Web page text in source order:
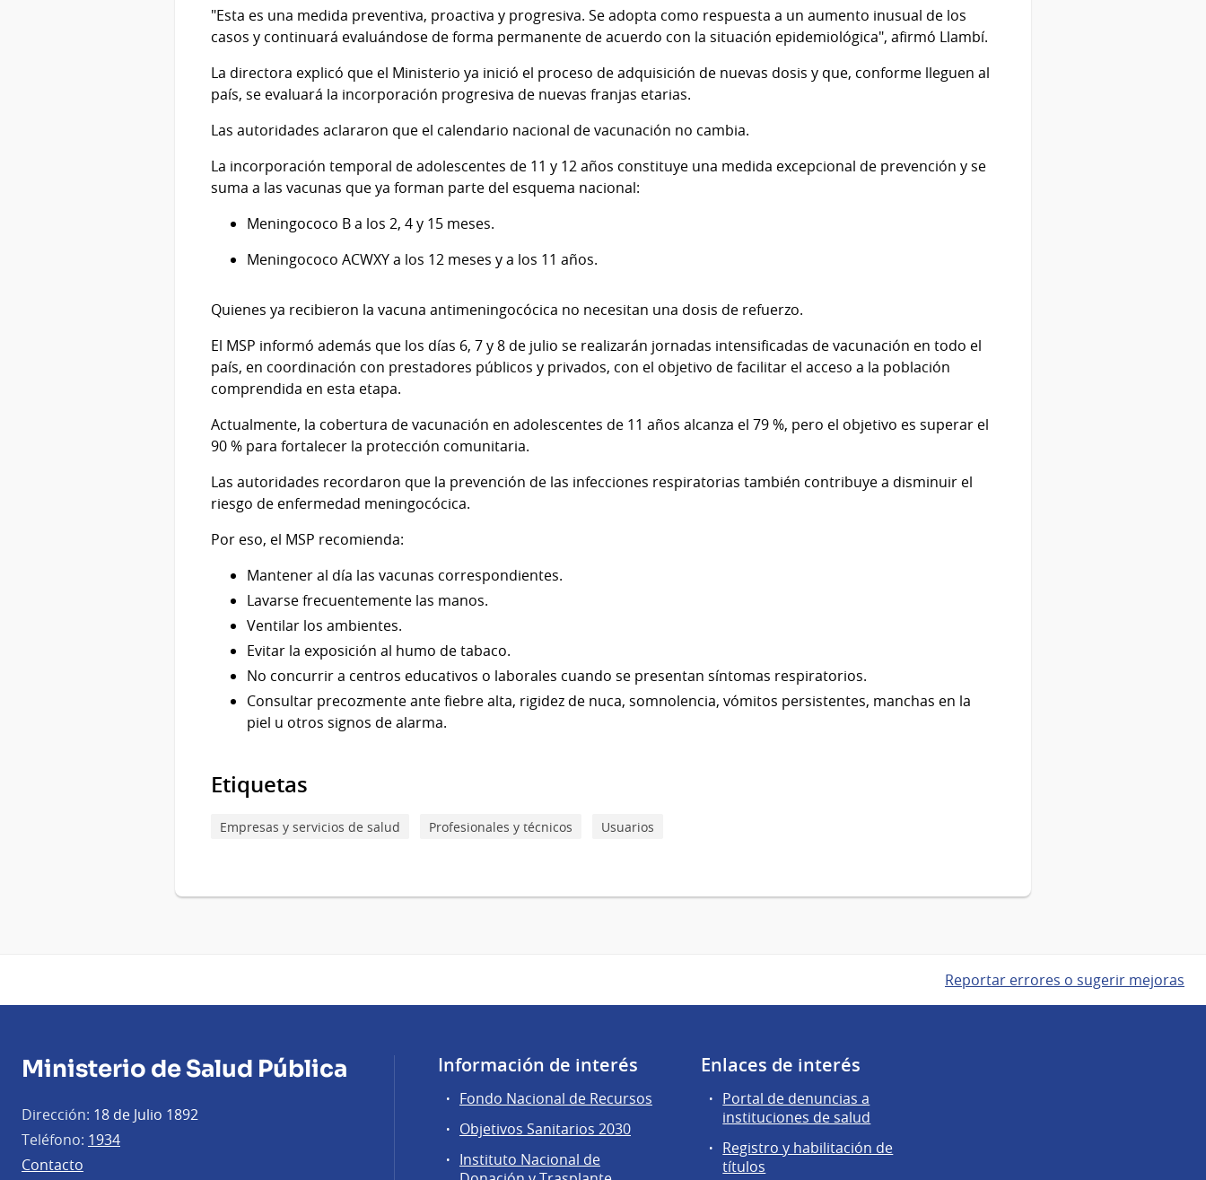
"Esta es una medida preventiva, proactiva y progresiva. Se adopta como respuesta a un aumento inusual de los
casos y continuará evaluándose de forma permanente de acuerdo con la situación epidemiológica", afirmó Llambí.
La directora explicó que el Ministerio ya inició el proceso de adquisición de nuevas dosis y que, conforme lleguen al
país, se evaluará la incorporación progresiva de nuevas franjas etarias.
Las autoridades aclararon que el calendario nacional de vacunación no cambia.
La incorporación temporal de adolescentes de 11 y 12 años constituye una medida excepcional de prevención y se
suma a las vacunas que ya forman parte del esquema nacional:
Meningococo B a los 2, 4 y 15 meses.
Meningococo ACWXY a los 12 meses y a los 11 años.
Quienes ya recibieron la vacuna antimeningocócica no necesitan una dosis de refuerzo.
El MSP informó además que los días 6, 7 y 8 de julio se realizarán jornadas intensificadas de vacunación en todo el
país, en coordinación con prestadores públicos y privados, con el objetivo de facilitar el acceso a la población
comprendida en esta etapa.
Actualmente, la cobertura de vacunación en adolescentes de 11 años alcanza el 79 %, pero el objetivo es superar el
90 % para fortalecer la protección comunitaria.
Las autoridades recordaron que la prevención de las infecciones respiratorias también contribuye a disminuir el
riesgo de enfermedad meningocócica.
Por eso, el MSP recomienda:
Mantener al día las vacunas correspondientes.
Lavarse frecuentemente las manos.
Ventilar los ambientes.
Evitar la exposición al humo de tabaco.
No concurrir a centros educativos o laborales cuando se presentan síntomas respiratorios.
Consultar precozmente ante fiebre alta, rigidez de nuca, somnolencia, vómitos persistentes, manchas en la
piel u otros signos de alarma.
Etiquetas
Empresas y servicios de salud Profesionales y técnicos Usuarios
Reportar errores o sugerir mejoras
Ministerio de Salud Pública
Dirección: 18 de Julio 1892
Teléfono: 1934
Contacto
Información de interés
Fondo Nacional de Recursos
Objetivos Sanitarios 2030
Instituto Nacional de
Enlaces de interés
Portal de denuncias a
instituciones de salud
Registro y habilitación de
títulos